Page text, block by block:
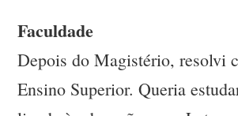
Faculdade
Depois do Magistério, resolvi
Ensino Superior. Queria